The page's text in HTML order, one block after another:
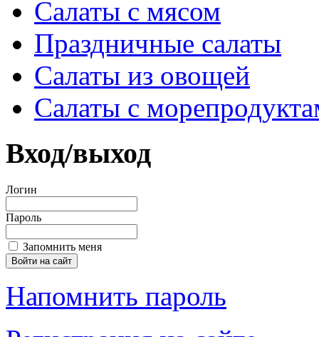
Салаты с мясом
Праздничные салаты
Салаты из овощей
Салаты с
Вход/выход
Логин
Пароль
Запомнить меня
Напомнить пароль